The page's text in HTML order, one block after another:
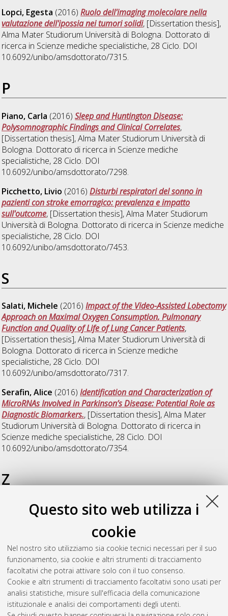
Questo sito web utilizza i
cookie
Nel nostro sito utilizziamo sia cookie tecnici necessari per il suo
funzionamento, sia cookie e altri strumenti di tracciamento
facoltativi che potrai attivare solo con il tuo consenso.
Cookie e altri strumenti di tracciamento facoltativi sono usati per
analisi statistiche, misure sull'efficacia della comunicazione
istituzionale e analisi dei comportamenti degli utenti.
Lopci, Egesta (2016)Ruolo dell'imaging molecolare nella
valutazione dell'ipossia nei tumori solidi, [Dissertation thesis],
Alma Mater Studiorum Università di Bologna. Dottorato di
ricerca in Scienze mediche specialistiche, 28 Ciclo. DOI
10.6092/unibo/amsdottorato/7315.
P
Piano, Carla (2016)Sleep and Huntington Disease:
Polysomnographic Findings and Clinical Correlates,
[Dissertation thesis], Alma Mater Studiorum Università di
Bologna. Dottorato di ricerca in Scienze mediche
specialistiche, 28 Ciclo. DOI
10.6092/unibo/amsdottorato/7298.
Picchetto, Livio (2016)Disturbi respiratori del sonno in
pazienti con stroke emorragico: prevalenza e impatto
sull'outcome, [Dissertation thesis], Alma Mater Studiorum
Università di Bologna. Dottorato di ricerca in Scienze mediche
specialistiche, 28 Ciclo. DOI
10.6092/unibo/amsdottorato/7453.
S
Salati, Michele (2016)Impact of the Video-Assisted Lobectomy
Approach on Maximal Oxygen Consumption, Pulmonary
Function and Quality of Life of Lung Cancer Patients,
[Dissertation thesis], Alma Mater Studiorum Università di
Bologna. Dottorato di ricerca in Scienze mediche
specialistiche, 28 Ciclo. DOI
10.6092/unibo/amsdottorato/7317.
Serafin, Alice (2016)Identification and Characterization of
MicroRNAs Involved in Parkinson’s Disease: Potential Role as
Diagnostic Biomarkers., [Dissertation thesis], Alma Mater
Studiorum Università di Bologna. Dottorato di ricerca in
Scienze mediche specialistiche, 28 Ciclo. DOI
10.6092/unibo/amsdottorato/7354.
Z
Zacchini, Federico(2016)Histological Study on Double Line
of Intravenous Tacrolimus Infusion in Sla Defined Pig Model
[Dissertation thesis], Alma Mater Studiorum Università di
Bologna. Dottorato di ricerca inScienze mediche
specialistiche, 28 Ciclo. DOI
10.6092/unibo/amsdottorato/7336.
Questa lista e' stata generata ilSat Aug 8 20:51:02 2026